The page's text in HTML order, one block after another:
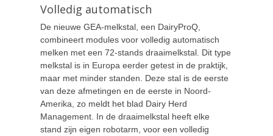
Volledig automatisch
De nieuwe GEA-melkstal, een DairyProQ,
combineert modules voor volledig automatisch
melken met een 72-stands draaimelkstal. Dit type
melkstal is in Europa eerder getest in de praktijk,
maar met minder standen. Deze stal is de eerste
van deze afmetingen en de eerste in Noord-
Amerika, zo meldt het blad Dairy Herd
Management. In de draaimelkstal heeft elke
stand zijn eigen robotarm, voor een volledig